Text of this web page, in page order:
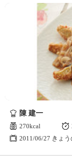
陳 建一
270kcal
2011/06/27 きょ